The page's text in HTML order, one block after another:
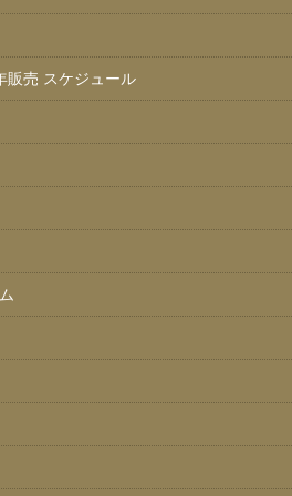
CRISIS(エッグヘッドクライシス)
ディション 【EB-03】
25th collection【EB-02】
販売 スケジュール